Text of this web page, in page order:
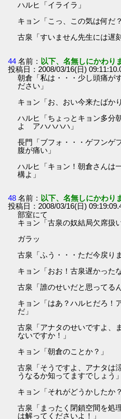
ハルヒ「イライラ」
キョン「こっ、この気は何だ？
古泉「すいません先生には遅
44 名前： 以下、名無しにかわり
投稿日：2008/03/16(日)
朝倉「私は・・・少し頭痛が
ださい」
キョン「お、おい今来たばか
ハルヒ「ちょっとキョン多分
よ アハハハハ」
長門「ブフォ・・・ゲフンゲ
腹が痛い」
ハルヒ「キョン！朝倉さんは
構よ」
48 名前： 以下、名無しにかわり
投稿日：2008/03/16(日)
部室にて
キョン「古泉の奴結局欠席扱
ガラッ
古泉「ふう・・・ただ今戻り
キョン「おお！古泉遅かった
古泉「誰のせいだと思ってる
キョン「はあ？ハルヒだろ！
だ」
古泉「アナタのせいですよ、
ないですか！」
キョン「朝倉のことか？」
古泉「そうですよ、アナタは
うなるか知ってますでしょう」
キョン「それがどうかしたか？
古泉「まったく閉鎖空間を処
は解ってくださいよ！」